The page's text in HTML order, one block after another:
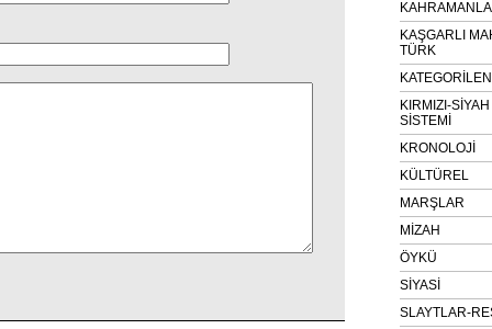
KAŞGARLI
TÜRK
KIRMIZI-
SİSTEMİ
KRONOLOJİ
KÜLTÜREL
MARŞLAR
MİZAH
ÖYKÜ
SİYASİ
SLAYTLAR-